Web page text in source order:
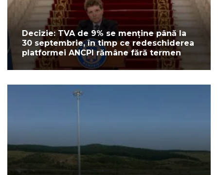
Decizie: TVA de 9% se menține până la
30 septembrie, în timp ce redeschiderea
platformei ANCPI rămâne fără termen